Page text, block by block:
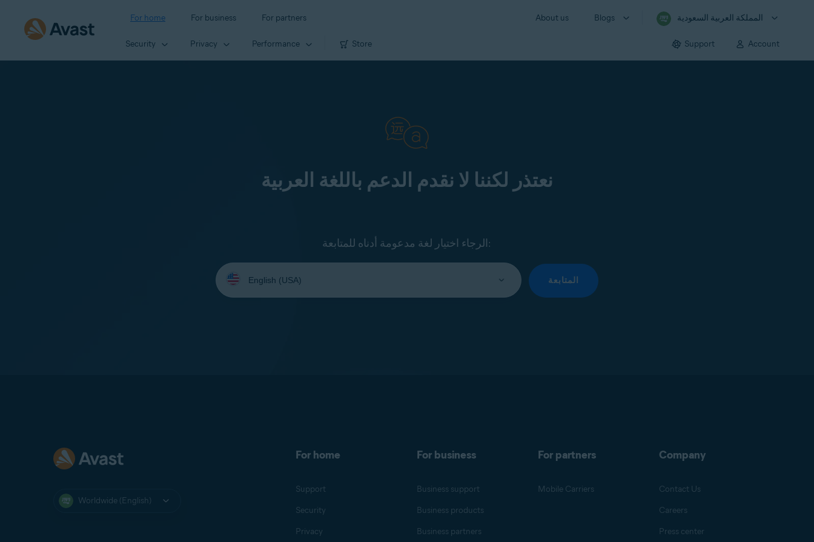
For home For business For partners About us Blogs المملكة العربية السعودية
Security Privacy Performance Store Support Account
نعتذر لكننا لا نقدم الدعم باللغة العربية
الرجاء اختيار لغة مدعومة أدناه للمتابعة:
Select
your
language:
المتابعة
Worldwide (English)
For home
Support
Security
Privacy
For business
Business support
Business products
Business partners
For partners
Mobile Carriers
Company
Contact Us
Careers
Press center